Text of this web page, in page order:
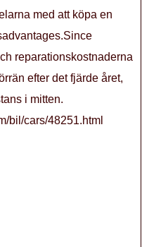
med att köpa en
reparationskostnaderna
efter det fjärde året,
i mitten.
bil/cars/48251.html